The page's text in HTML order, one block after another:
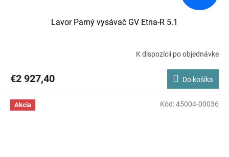
Lavor Parný vysávač GV Etna-R 5.1
K dispozícii po objednávke
€2 927,40 Do košíka
Akcia Kód:45004-00036